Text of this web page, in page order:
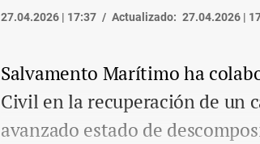
27.04.2026 | 17:37 Actualizado: 27.04.2026 |
Salvamento Marítimo ha
Civil en la recuperación de un
avanzado estado de